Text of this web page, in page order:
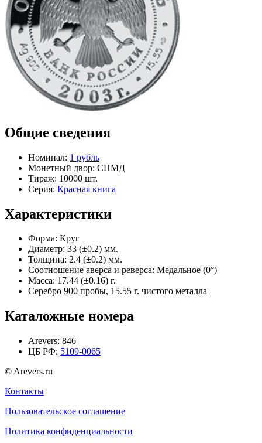
Общие сведения
Номинал: 1 рубль
Монетный двор: СПМД
Тираж: 10000 шт.
Серия: Красная книга
Характеристики
Форма: Круг
Диаметр: 33 (±0.2) мм.
Толщина: 2.4 (±0.2) мм.
Соотношение аверса и реверса: Медальное (0°)
Масса: 17.44 (±0.16) г.
Серебро 900 пробы, 15.55 г. чистого металла
Каталожные номера
Arevers: 846
ЦБ РФ: 5109-0065
© Arevers.ru
Контакты
Пользовательское соглашение
Политика конфиденциальности